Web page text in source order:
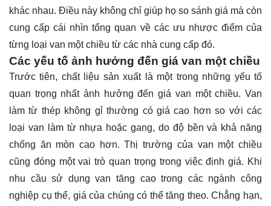
khác nhau. Điều này không chỉ giúp họ so sánh giá mà còn
cung cấp cái nhìn tổng quan về các ưu nhược điểm của
từng loại van một chiều từ các nhà cung cấp đó.
Các yếu tố ảnh hưởng đến giá van một chiều
Trước tiên, chất liệu sản xuất là một trong những yếu tố
quan trọng nhất ảnh hưởng đến giá van một chiều. Van
làm từ thép không gỉ thường có giá cao hơn so với các
loại van làm từ nhựa hoặc gang, do độ bền và khả năng
chống ăn mòn cao hơn. Thị trường của van một chiều
cũng đóng một vai trò quan trọng trong việc định giá. Khi
nhu cầu sử dụng van tăng cao trong các ngành công
nghiệp cụ thể, giá của chúng có thể tăng theo. Chẳng hạn,